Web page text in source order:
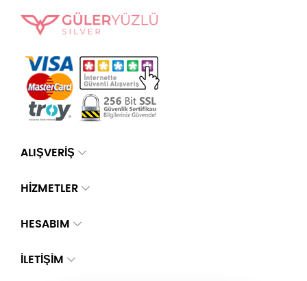
ALIŞVERİŞ
HİZMETLER
HESABIM
İLETIŞIM